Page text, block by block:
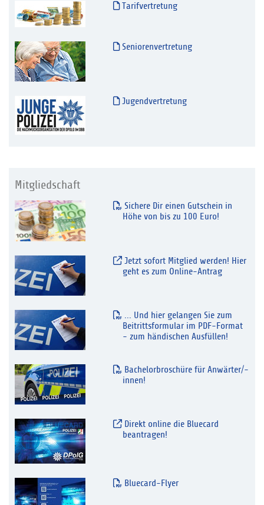
Tarifvertretung
Seniorenvertretung
Jugendvertretung
Mitgliedschaft
Sichere Dir einen Gutschein in
Höhe von bis zu 100 Euro!
Jetzt sofort Mitglied werden! Hier
geht es zum Online-Antrag
... Und hier gelangen Sie zum
Beitrittsformular im PDF-Format
- zum händischen Ausfüllen!
Bachelorbroschüre für Anwärter/-
innen!
Direkt online die Bluecard
beantragen!
Bluecard-Flyer